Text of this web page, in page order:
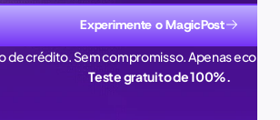
Experimente o MagicPost
de crédito. Sem compromisso. Apenas
Teste gratuito de 100%.